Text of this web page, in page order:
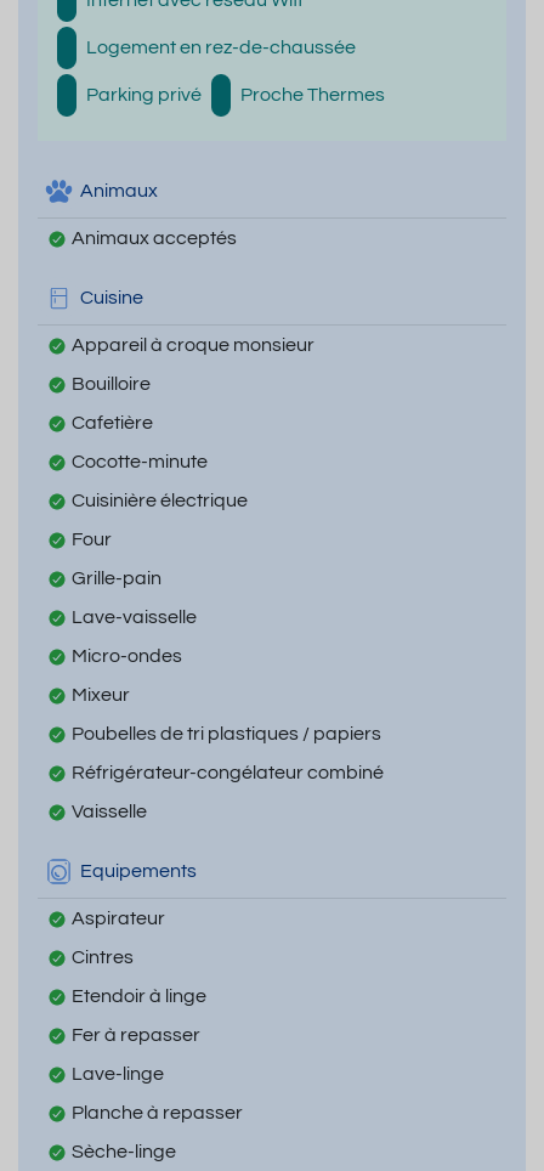
Logement en rez-de-chaussée
Parking privé Proche Thermes
Animaux
Animaux acceptés
Cuisine
Appareil à croque monsieur
Bouilloire
Cafetière
Cocotte-minute
Cuisinière électrique
Four
Grille-pain
Lave-vaisselle
Micro-ondes
Mixeur
Poubelles de tri plastiques / papiers
Réfrigérateur-congélateur combiné
Vaisselle
Equipements
Aspirateur
Cintres
Etendoir à linge
Fer à repasser
Lave-linge
Planche à repasser
Sèche-linge